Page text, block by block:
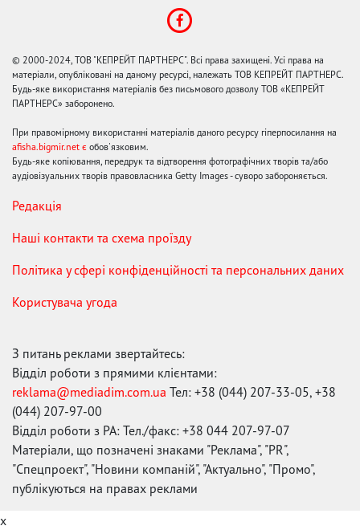
© 2000-2024, ТОВ "КЕПРЕЙТ ПАРТНЕРС". Всі права захищені. Усі права на
матеріали, опубліковані на даному ресурсі, належать ТОВ КЕПРЕЙТ ПАРТНЕРС.
Будь-яке використання матеріалів без письмового дозволу ТОВ «КЕПРЕЙТ
ПАРТНЕРС» заборонено.
При правомірному використанні матеріалів даного ресурсу гіперпосилання на
afisha.bigmir.net є обов'язковим.
Будь-яке копіювання, передрук та відтворення фотографічних творів та/або
аудіовізуальних творів правовласника Getty Images - суворо забороняється.
Редакція
Наші контакти та схема проїзду
Політика у сфері конфіденційності та персональних даних
Користувача угода
З питань реклами звертайтесь:
Відділ роботи з прямими клієнтами:
reklama@mediadim.com.ua Тел: +38 (044) 207-33-05, +38
(044) 207-97-00
Відділ роботи з РА: Тел./факс: +38 044 207-97-07
Матеріали, що позначені знаками "Реклама", "PR",
"Спецпроект", "Новини компаній", "Актуально", "Промо",
публікуються на правах реклами
x